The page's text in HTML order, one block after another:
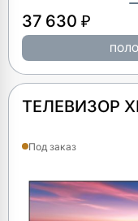
37 630 ₽
ТЕЛЕВИЗОР
Под заказ